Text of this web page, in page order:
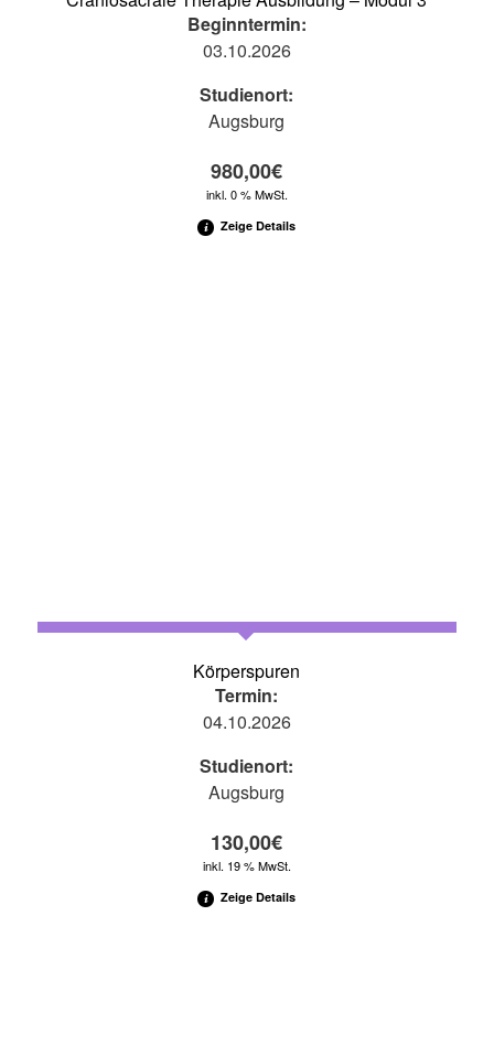
Beginntermin:
03.10.2026
Studienort:
Augsburg
980,00€
inkl. 0 % MwSt.
Zeige Details
Körperspuren
Termin:
04.10.2026
Studienort:
Augsburg
130,00€
inkl. 19 % MwSt.
Zeige Details